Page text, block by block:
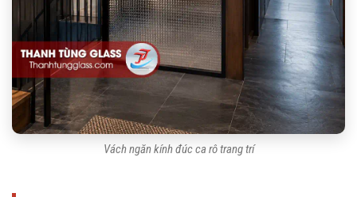
Vách ngăn kính đúc ca rô trang trí